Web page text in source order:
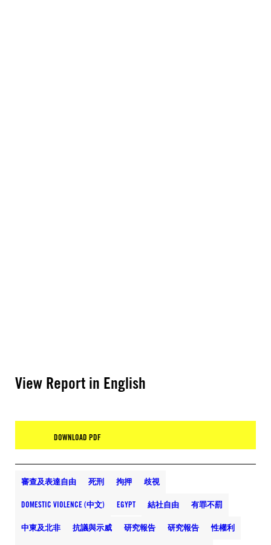
View Report in English
DOWNLOAD PDF
審查及表達自由 死刑 拘押 歧視
DOMESTIC VIOLENCE (中文) EGYPT 結社自由 有罪不罰
中東及北非 抗議與示威 研究報告 研究報告 性權利